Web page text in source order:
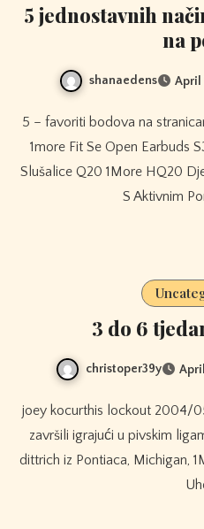
5 jednostavnih
na
shanaedens April
5 – favoriti bodova na stranicama sportskih kladionica online,
1more Fit Se Open Earbuds
Slušalice Q20 1More HQ20
S Aktivnim
3 do 6
christoper39y
joey kocurthis lockout 2004/05 nije prvi u kojem su nhl igrači
završili igrajući u pivskim
dittrich iz Pontiaca, Michigan,